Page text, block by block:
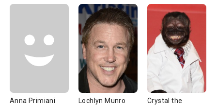
Anna Primiani Lochlyn Munro
Crystal the